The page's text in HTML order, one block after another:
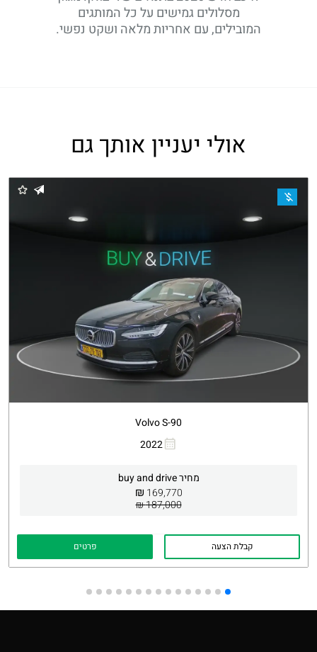
מסלולים גמישים על כל המותגים
המובילים, עם אחריות מלאה ושקט נפשי.
אולי יעניין אותך גם
Volvo S-90
2022
מחיר buy and drive
169,770
₪
187,000 ₪
קבלת הצעה פרטים